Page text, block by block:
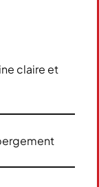
claire et